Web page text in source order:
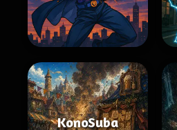
KonoSuba